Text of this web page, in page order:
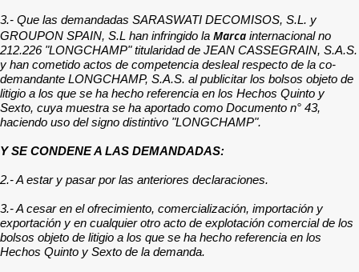
3.- Que las demandadas SARASWATI DECOMISOS, S.L. y
GROUPON SPAIN, S.L han infringido la Marca internacional no
212.226 "LONGCHAMP" titularidad de JEAN CASSEGRAIN, S.A.S.
y han cometido actos de competencia desleal respecto de la co-
demandante LONGCHAMP, S.A.S. al publicitar los bolsos objeto de
litigio a los que se ha hecho referencia en los Hechos Quinto y
Sexto, cuya muestra se ha aportado como Documento n° 43,
haciendo uso del signo distintivo "LONGCHAMP".
Y SE CONDENE A LAS DEMANDADAS:
2.- A estar y pasar por las anteriores declaraciones.
3.- A cesar en el ofrecimiento, comercialización, importación y
exportación y en cualquier otro acto de explotación comercial de los
bolsos objeto de litigio a los que se ha hecho referencia en los
Hechos Quinto y Sexto de la demanda.